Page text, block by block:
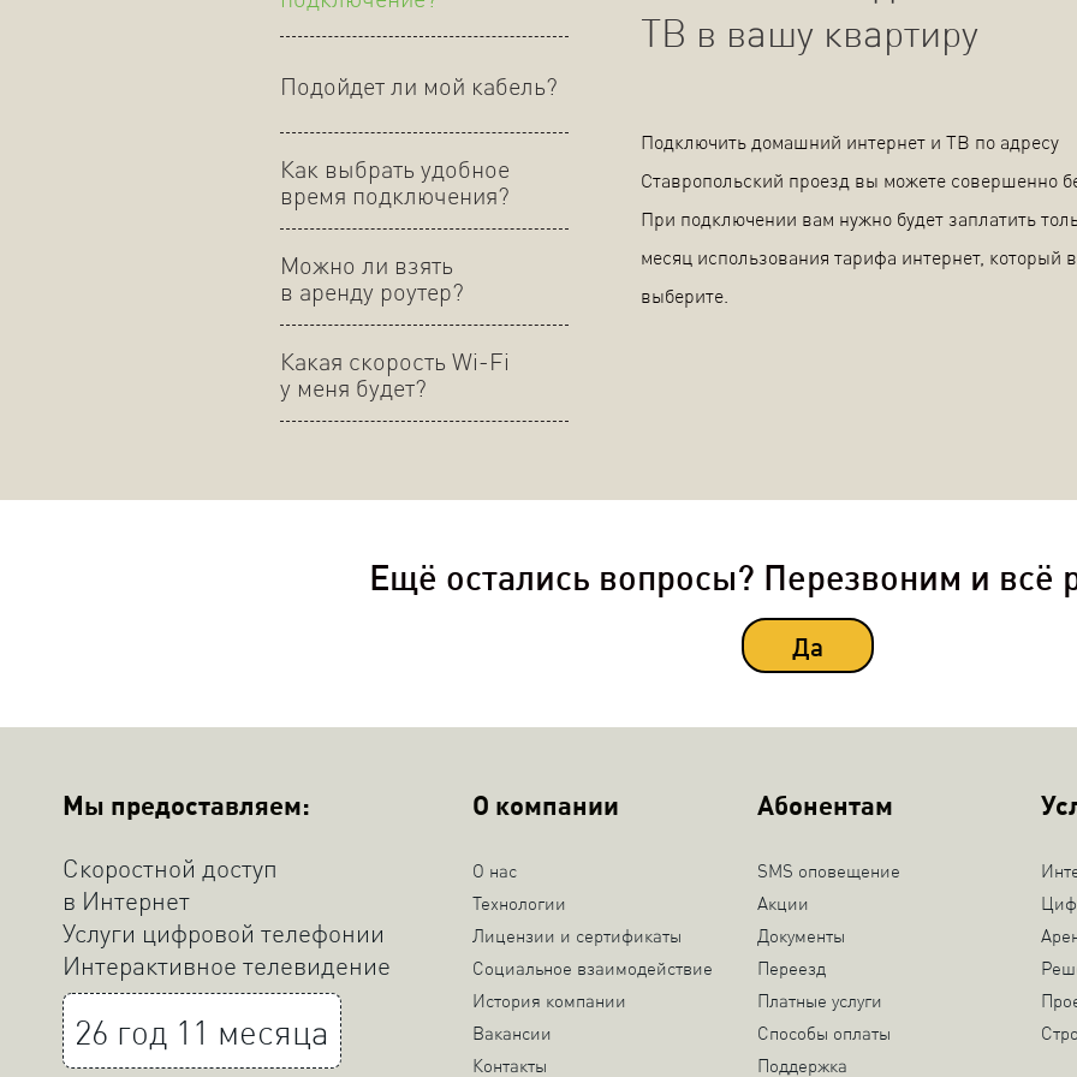
Подойдет ли мой кабель?
Как выбрать удобное
время подключения?
Можно ли взять
в аренду роутер?
Какая скорость Wi-Fi
у меня будет?
ТВ в вашу квартиру
Подключить домашний интернет и ТВ по адресу
Ставропольский проезд вы можете совершенно
При подключении вам нужно будет заплатить
месяц использования тарифа интернет, который
выберите.
Ещё остались вопросы? Перезвоним и всё
Да
Мы предоставляем:
Скоростной доступ
в Интернет
Услуги цифровой телефонии
Интерактивное телевидение
26 год 11 месяца
О компании
О нас
Технологии
Лицензии и сертификаты
Социальное взаимодействие
История компании
Вакансии
Контакты
Абонентам
SMS оповещение
Акции
Документы
Переезд
Платные услуги
Способы оплаты
Поддержка